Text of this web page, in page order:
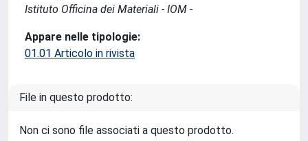
Istituto Officina dei Materiali - IOM -
Appare nelle tipologie:
01.01 Articolo in rivista
File in questo prodotto:
Non ci sono file associati a questo prodotto.